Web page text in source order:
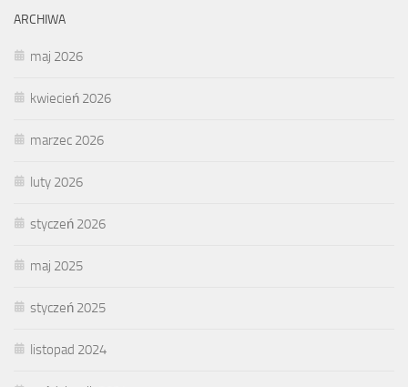
ARCHIWA
maj 2026
kwiecień 2026
marzec 2026
luty 2026
styczeń 2026
maj 2025
styczeń 2025
listopad 2024